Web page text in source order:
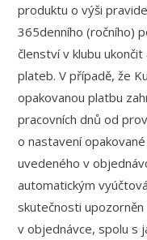
produktu o výši
365denního (ročního)
členství v klubu
plateb. V případě, že
opakovanou platbu
pracovních dnů od
o nastavení
uvedeného v
automatickým
skutečnosti
v objednávce, spolu s